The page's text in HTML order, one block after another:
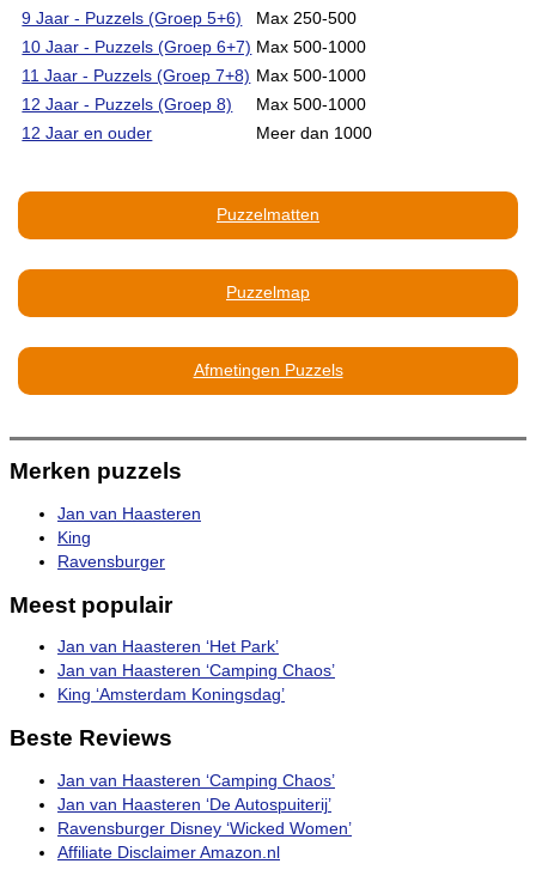
9 Jaar - Puzzels (Groep 5+6)
Max 250-500
10 Jaar - Puzzels (Groep 6+7) Max 500-1000
11 Jaar - Puzzels (Groep 7+8) Max 500-1000
12 Jaar - Puzzels (Groep 8)
Max 500-1000
12 Jaar en ouder
Meer dan 1000
Puzzelmatten
Puzzelmap
Afmetingen Puzzels
Merken puzzels
Jan van Haasteren
King
Ravensburger
Meest populair
Jan van Haasteren ‘Het Park’
Jan van Haasteren ‘Camping Chaos’
King ‘Amsterdam Koningsdag’
Beste Reviews
Jan van Haasteren ‘Camping Chaos’
Jan van Haasteren ‘De Autospuiterij’
Ravensburger Disney ‘Wicked Women’
Affiliate Disclaimer Amazon.nl